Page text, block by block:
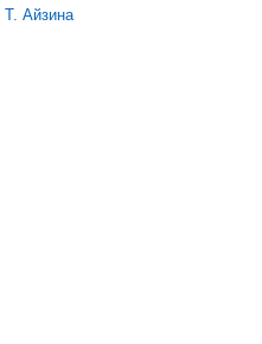
Т. Айзина